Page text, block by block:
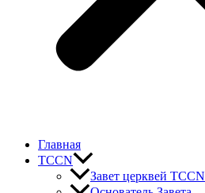
Главная
TCCN
Завет церквей TCCN